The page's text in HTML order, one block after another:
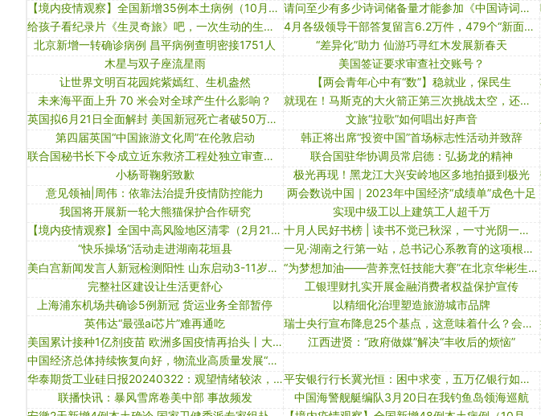
【境内疫情观察】全国新增35例本土病例（10月24日）
请问至少有多少诗词储备量才能参加《中国诗词大会》呢？
给孩子看纪录片《生灵奇旅》吧，一次生动的生命教育课
4月各级领导干部答复留言6.2万件，479个“新面孔”入驻
北京新增一转确诊病例 昌平病例查明密接1751人
“差异化”助力 仙游巧寻红木发展新春天
木星与双子座流星雨
美国签证要求审查社交账号？
让世界文明百花园姹紫嫣红、生机盎然
【两会青年心中有“数”】稳就业，保民生
未来海平面上升 70 米会对全球产生什么影响？
就现在！马斯克的大火箭正第三次挑战太空，还没炸~~
英国拟6月21日全面解封 美国新冠死亡者破50万人｜大流行手记（2月23日）
文旅“拉歌”如何唱出好声音
第四届英国“中国旅游文化周”在伦敦启动
韩正将出席“投资中国”首场标志性活动并致辞
联合国秘书长下令成立近东救济工程处独立审查小组
联合国驻华协调员常启德：弘扬龙的精神
小杨哥鞠躬致歉
极光再现！黑龙江大兴安岭地区多地拍摄到极光
意见领袖|周伟：依靠法治提升疫情防控能力
两会数说中国｜2023年中国经济“成绩单”成色十足
我国将开展新一轮大熊猫保护合作研究
实现中级工以上建筑工人超千万
【境内疫情观察】全国中高风险地区清零（2月21日）
十月人民好书榜 | 读书不觉已秋深，一寸光阴一寸金
“快乐操场”活动走进湖南花垣县
一见·湖南之行第一站，总书记心系教育的这项根本任务
美白宫新闻发言人新冠检测阳性 山东启动3-11岁接种丨大流行手记（10月31日）
“为梦想加油——营养烹饪技能大赛”在北京华彬生态园落幕
完整社区建设让生活更舒心
工银理财扎实开展金融消费者权益保护宣传
上海浦东机场共确诊5例新冠 货运业务全部暂停
以精细化治理塑造旅游城市品牌
英伟达“最强ai芯片”难再通吃
瑞士央行宣布降息25个基点，这意味着什么？会带来哪些连锁反应？
美国累计接种1亿剂疫苗 欧洲多国疫情再抬头丨大流行手记（3月13日）
江西进贤：“政府做媒”解决“丰收后的烦恼”
中国经济总体持续恢复向好，物流业高质量发展“蒸蒸日上”
华泰期货工业硅日报20240322：观望情绪较浓，工业硅期货小幅震荡
平安银行行长冀光恒：困中求变，五万亿银行如何度过转型阵痛期
联播快讯：暴风雪席卷美中部 事故频发
中国海警舰艇编队3月20日在我钓鱼岛领海巡航